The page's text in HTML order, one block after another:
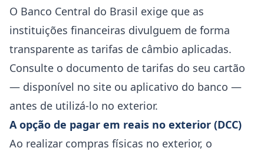
O Banco Central do Brasil exige que as
instituições financeiras divulguem de forma
transparente as tarifas de câmbio aplicadas.
Consulte o documento de tarifas do seu cartão
— disponível no site ou aplicativo do banco —
antes de utilizá-lo no exterior.
A opção de pagar em reais no exterior (DCC)
Ao realizar compras físicas no exterior, o